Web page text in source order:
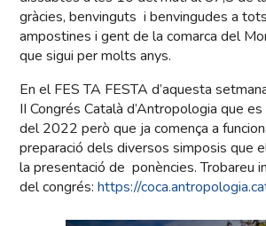
gràcies, benvinguts i benvingudes a
ampostines i gent de la comarca del
que sigui per molts anys.
En el FES TA FESTA d’aquesta
II Congrés Català d’Antropologia que
del 2022 però que ja comença a
preparació dels diversos simposis que
la presentació de ponències. Trobareu
del congrés:https://